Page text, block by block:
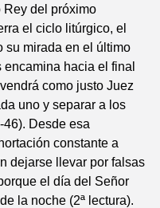
Rey del próximo
el ciclo litúrgico, el
su mirada en el último
hacia el final
como justo Juez
uno y separar a los
Desde esa
constante a
dejarse llevar por falsas
el día del Señor
la noche (2ª lectura).